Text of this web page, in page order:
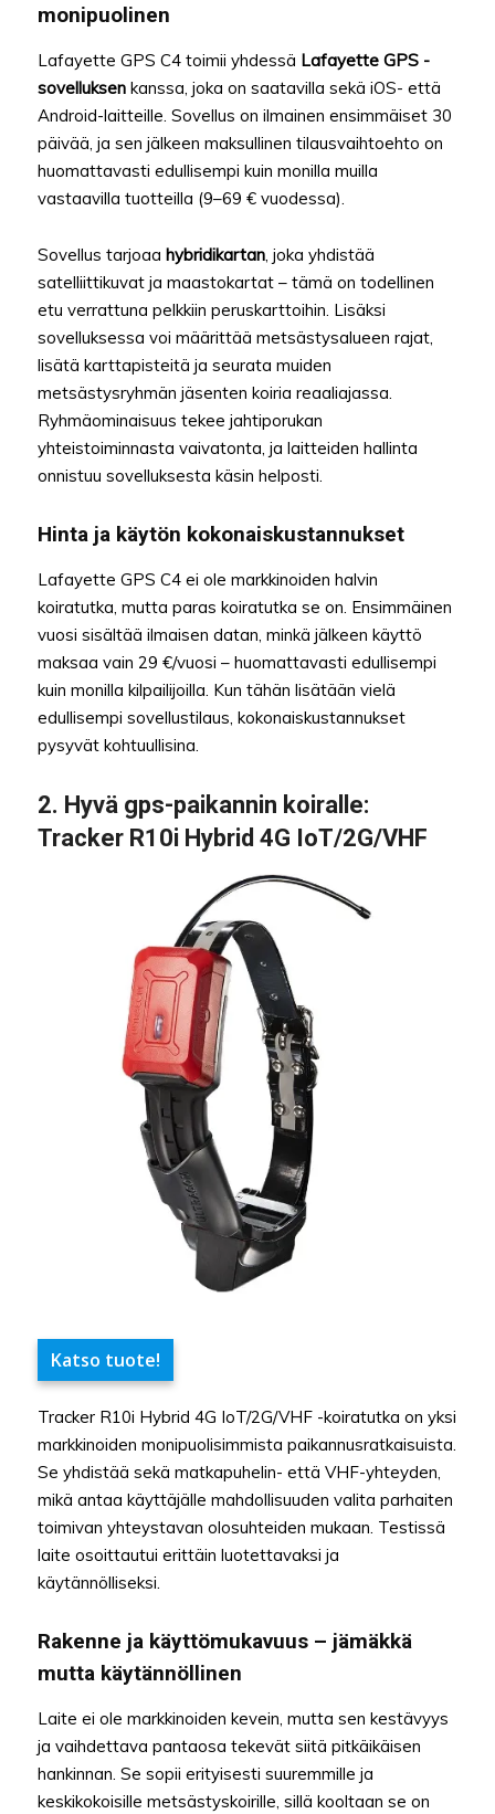
monipuolinen
Lafayette GPS C4 toimii yhdessä Lafayette GPS -
sovelluksen kanssa, joka on saatavilla sekä iOS- että
Android-laitteille. Sovellus on ilmainen ensimmäiset 30
päivää, ja sen jälkeen maksullinen tilausvaihtoehto on
huomattavasti edullisempi kuin monilla muilla
vastaavilla tuotteilla (9–69 € vuodessa).
Sovellus tarjoaa hybridikartan, joka yhdistää
satelliittikuvat ja maastokartat – tämä on todellinen
etu verrattuna pelkkiin peruskarttoihin. Lisäksi
sovelluksessa voi määrittää metsästysalueen rajat,
lisätä karttapisteitä ja seurata muiden
metsästysryhmän jäsenten koiria reaaliajassa.
Ryhmäominaisuus tekee jahtiporukan
yhteistoiminnasta vaivatonta, ja laitteiden hallinta
onnistuu sovelluksesta käsin helposti.
Hinta ja käytön kokonaiskustannukset
Lafayette GPS C4 ei ole markkinoiden halvin
koiratutka, mutta paras koiratutka se on. Ensimmäinen
vuosi sisältää ilmaisen datan, minkä jälkeen käyttö
maksaa vain 29 €/vuosi – huomattavasti edullisempi
kuin monilla kilpailijoilla. Kun tähän lisätään vielä
edullisempi sovellustilaus, kokonaiskustannukset
pysyvät kohtuullisina.
2. Hyvä gps-paikannin koiralle:
Tracker R10i Hybrid 4G IoT/2G/VHF
Katso tuote!
Tracker R10i Hybrid 4G IoT/2G/VHF -koiratutka on yksi
markkinoiden monipuolisimmista paikannusratkaisuista.
Se yhdistää sekä matkapuhelin- että VHF-yhteyden,
mikä antaa käyttäjälle mahdollisuuden valita parhaiten
toimivan yhteystavan olosuhteiden mukaan. Testissä
laite osoittautui erittäin luotettavaksi ja
käytännölliseksi.
Rakenne ja käyttömukavuus – jämäkkä
mutta käytännöllinen
Laite ei ole markkinoiden kevein, mutta sen kestävyys
ja vaihdettava pantaosa tekevät siitä pitkäikäisen
hankinnan. Se sopii erityisesti suuremmille ja
keskikokoisille metsästyskoirille, sillä kooltaan se on